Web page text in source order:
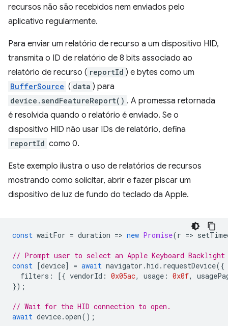
recursos não são recebidos nem enviados pelo
aplicativo regularmente.
Para enviar um relatório de recurso a um dispositivo HID,
transmita o ID de relatório de 8 bits associado ao
relatório de recurso ( reportId ) e bytes como um
BufferSource ( data ) para
device.sendFeatureReport() . A promessa retornada
é resolvida quando o relatório é enviado. Se o
dispositivo HID não usar IDs de relatório, defina
reportId como 0.
Este exemplo ilustra o uso de relatórios de recursos
mostrando como solicitar, abrir e fazer piscar um
dispositivo de luz de fundo do teclado da Apple.
const waitFor = duration => new Promise(r =>
// Prompt user to select an Apple Keyboard
const [device] = await navigator .hid . requestDevice({
filters : [{ vendorId : 0x05ac, usage : 0x0f,
});
// Wait for the HID connection to open.
await device.open();